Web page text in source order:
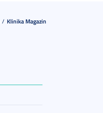
Klinika Magazin